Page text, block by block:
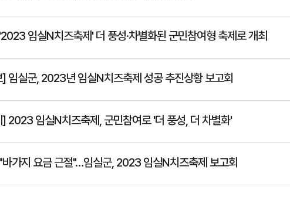
임실N치즈축제' 더 풍성·차별화된 군민참여형 축제로 개최
임실군, 2023년 임실N치즈축제 성공 추진상황 보고회
2023 임실N치즈축제, 군민참여로 '더 풍성, 더 차별화'
가지 요금 근절"…임실군, 2023 임실N치즈축제 보고회